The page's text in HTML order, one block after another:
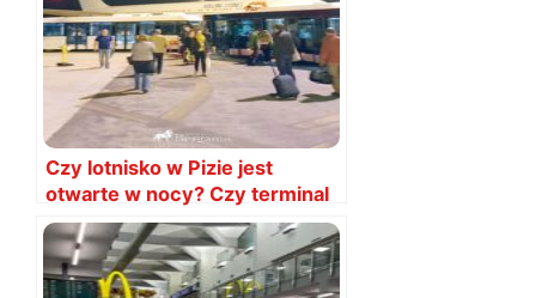
Czy lotnisko w Pizie jest
otwarte w nocy? Czy terminal
działa?